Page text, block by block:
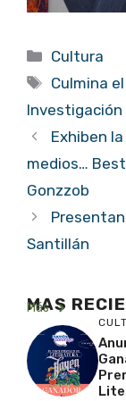
Categorías
Cultura
Etiquetas
Culmina
Exhiben
medios…
Gonzzob
Santillán
MAS
Más